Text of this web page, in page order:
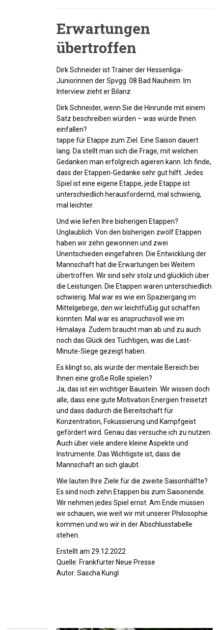
Erwartungen
übertroffen
Dirk Schneider ist Trainer der Hessenliga-
Juniorinnen der Spvgg. 08 Bad Nauheim. Im
Interview zieht er Bilanz.
Dirk Schneider, wenn Sie die Hinrunde mit einem
Satz beschreiben würden – was würde Ihnen
einfallen?
tappe für Etappe zum Ziel. Eine Saison dauert
lang. Da stellt man sich die Frage, mit welchen
Gedanken man erfolgreich agieren kann. Ich finde,
dass der Etappen-Gedanke sehr gut hilft. Jedes
Spiel ist eine eigene Etappe, jede Etappe ist
unterschiedlich herausfordernd, mal schwierig,
mal leichter.
Und wie liefen Ihre bisherigen Etappen?
Unglaublich. Von den bisherigen zwölf Etappen
haben wir zehn gewonnen und zwei
Unentschieden eingefahren. Die Entwicklung der
Mannschaft hat die Erwartungen bei Weitem
übertroffen. Wir sind sehr stolz und glücklich über
die Leistungen. Die Etappen waren unterschiedlich
schwierig. Mal war es wie ein Spaziergang im
Mittelgebirge, den wir leichtfüßig gut schaffen
konnten. Mal war es anspruchsvoll wie im
Himalaya. Zudem braucht man ab und zu auch
noch das Glück des Tüchtigen, was die Last-
Minute-Siege gezeigt haben.
Es klingt so, als würde der mentale Bereich bei
Ihnen eine große Rolle spielen?
Ja, das ist ein wichtiger Baustein. Wir wissen doch
alle, dass eine gute Motivation Energien freisetzt
und dass dadurch die Bereitschaft für
Konzentration, Fokussierung und Kampfgeist
gefördert wird. Genau das versuche ich zu nutzen.
Auch über viele andere kleine Aspekte und
Instrumente. Das Wichtigste ist, dass die
Mannschaft an sich glaubt.
Wie lauten Ihre Ziele für die zweite Saisonhälfte?
Es sind noch zehn Etappen bis zum Saisonende.
Wir nehmen jedes Spiel ernst. Am Ende müssen
wir schauen, wie weit wir mit unserer Philosophie
kommen und wo wir in der Abschlusstabelle
stehen.
Erstellt am 29.12.2022
Quelle: Frankfurter Neue Presse
Autor: Sascha Kungl